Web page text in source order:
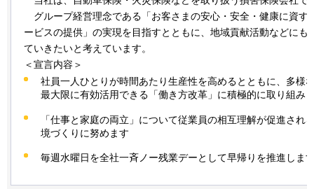
グループ経営理念である「お客さまの安心・安全・健康に資す
ービスの提供」の実現を目指すとともに、地域貢献活動などにも
ていきたいと考えています。
＜宣言内容＞
社員一人ひとりが時間あたり生産性を高めるとともに、多様
最大限に有効活用できる「働き方改革」に積極的に取り組み
「仕事と家庭の両立」について従業員の相互理解が促進され
境づくりに努めます
毎週水曜日を全社一斉ノー残業デーとして早帰りを推進しま